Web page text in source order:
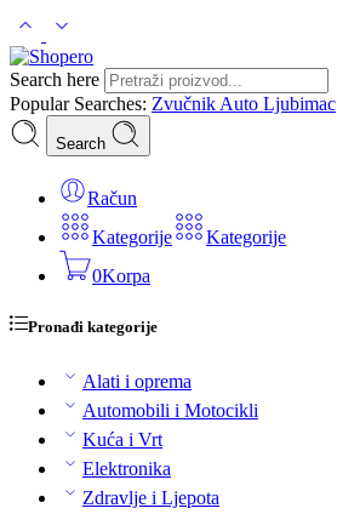
Search here
Popular Searches: Zvučnik Auto Ljubimac
Search
Račun
Kategorije
Kategorije
0Korpa
Pronađi kategorije
Alati i oprema
Automobili i Motocikli
Kuća i Vrt
Elektronika
Zdravlje i Ljepota